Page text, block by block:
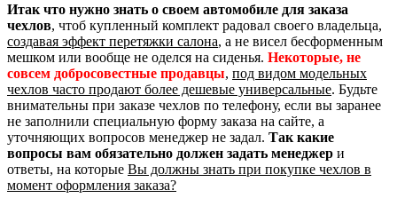
Итак что нужно знать о своем автомобиле для заказа
чехлов, чтоб купленный комплект радовал своего владельца,
создавая эффект перетяжки салона, а не висел бесформенным
мешком или вообще не оделся на сиденья. Некоторые, не
совсем добросовестные продавцы, под видом модельных
чехлов часто продают более дешевые универсальные. Будьте
внимательны при заказе чехлов по телефону, если вы заранее
не заполнили специальную форму заказа на сайте, а
уточняющих вопросов менеджер не задал. Так какие
вопросы вам обязательно должен задать менеджер и
ответы, на которые Вы должны знать при покупке чехлов в
момент оформления заказа?